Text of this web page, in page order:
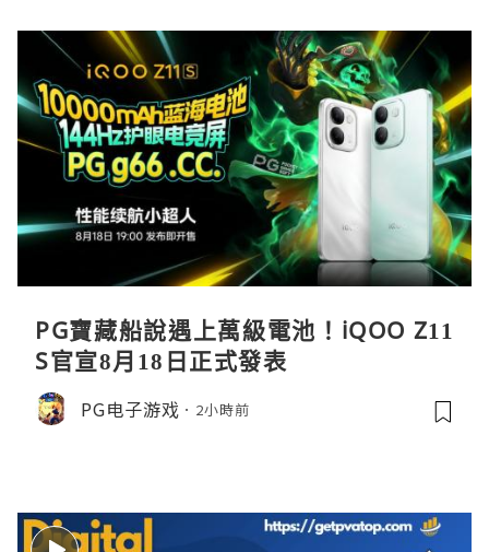
PG寶藏船說遇上萬級電池！iQOO Z11
S官宣8月18日正式發表
PG电子游戏 2小時前